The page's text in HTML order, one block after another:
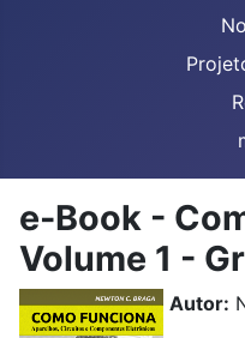
e-Book -
Volume 1 -
Autor: